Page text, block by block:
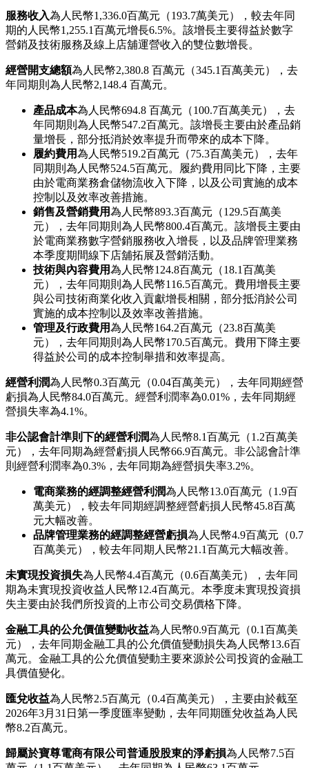
服務收入為人民幣1,336.0百萬元（193.7萬美元），較去年同
期的人民幣1,255.1百萬元增長6.5%。該增長主要得益於數字
營銷及技術服務及線上店舖運營收入的雙位數增長。
經營開支總額為人民幣2,380.8 百萬元（345.1百萬美元），去
年同期則為人民幣2,148.4 百萬元。
產品成本為人民幣694.8 百萬元（100.7百萬美元），去
年同期則為人民幣547.2百萬元。該增長主要由於產品銷
量增長，部分抵消於效率提升而帶來的成本下降。
履約費用為人民幣519.2百萬元（75.3百萬美元），去年
同期則為人民幣524.5百萬元。履約費用同比下降，主要
由於電商業務倉儲物流收入下降，以及公司實施的成本
控制以及效率改善措施。
銷售及營銷費用為人民幣893.3百萬元（129.5百萬美
元），去年同期則為人民幣800.4百萬元。該增長主要由
於電商業務數字營銷服務收入增長，以及品牌管理業務
本季度期間線下店舖拓展及營銷活動。
技術與內容費用為人民幣124.8百萬元（18.1百萬美
元），去年同期則為人民幣116.5百萬元。費用增長主要
與公司技術商業化收入貢獻增長相關，部分抵消於公司
實施的成本控制以及效率改善措施。
管理及行政費用為人民幣164.2百萬元（23.8百萬美
元），去年同期則為人民幣170.5百萬元。費用下降主要
得益於公司的成本控制舉措和效率提高。
經營利潤為人民幣0.3百萬元（0.04百萬美元），去年同期經營
虧損為人民幣84.0百萬元。經營利潤率為0.01%，去年同期經
營損失率為4.1%。
非公認會計準則下的經營利潤為人民幣8.1百萬元（1.2百萬美
元），去年同期為經營虧損人民幣66.9百萬元。非公認會計準
則經營利潤率為0.3%，去年同期為經營損失率3.2%。
電商業務的經調整經營利潤為人民幣13.0百萬元（1.9百
萬美元），較去年同期經調整經營虧損人民幣45.8百萬
元大幅改善。
品牌管理業務的經調整經營虧損為人民幣4.9百萬元（0.7
百萬美元），較去年同期人民幣21.1百萬元大幅改善。
未實現投資損失為人民幣4.4百萬元（0.6百萬美元），去年同
期為未實現投資收益人民幣12.4百萬元。本季度未實現投資損
失主要由於我們所投資的上市公司交易價格下降。
金融工具的公允價值變動收益為人民幣0.9百萬元（0.1百萬美
元），去年同期金融工具的公允價值變動損失為人民幣13.6百
萬元。金融工具的公允價值變動主要來源於公司投資的金融工
具價值變化。
匯兌收益為人民幣2.5百萬元（0.4百萬美元），主要由於截至
2026年3月31日第一季度匯率變動，去年同期匯兌收益為人民
幣8.2百萬元。
歸屬於寶尊電商有限公司普通股股東的淨虧損為人民幣7.5百